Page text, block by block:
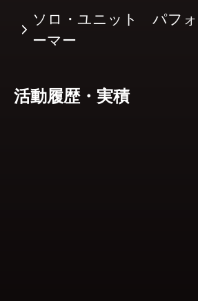
ソロ・ユニット パフォ
ーマー
活動履歴・実積